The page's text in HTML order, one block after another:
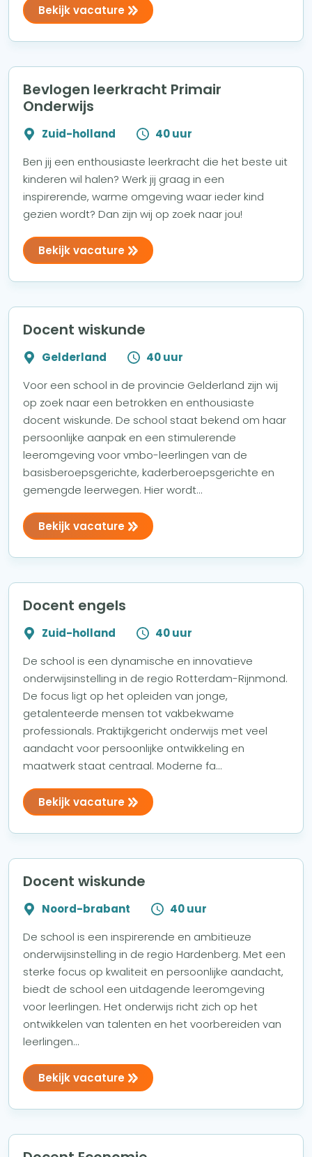
Bekijk vacature
Bevlogen leerkracht Primair
Onderwijs
Zuid-holland
40 uur
Ben jij een enthousiaste leerkracht die het beste uit
kinderen wil halen? Werk jij graag in een
inspirerende, warme omgeving waar ieder kind
gezien wordt? Dan zijn wij op zoek naar jou!
Bekijk vacature
Docent wiskunde
Gelderland
40 uur
Voor een school in de provincie Gelderland zijn wij
op zoek naar een betrokken en enthousiaste
docent wiskunde. De school staat bekend om haar
persoonlijke aanpak en een stimulerende
leeromgeving voor vmbo-leerlingen van de
basisberoepsgerichte, kaderberoepsgerichte en
gemengde leerwegen. Hier wordt...
Bekijk vacature
Docent engels
Zuid-holland
40 uur
De school is een dynamische en innovatieve
onderwijsinstelling in de regio Rotterdam-Rijnmond.
De focus ligt op het opleiden van jonge,
getalenteerde mensen tot vakbekwame
professionals. Praktijkgericht onderwijs met veel
aandacht voor persoonlijke ontwikkeling en
maatwerk staat centraal. Moderne fa...
Bekijk vacature
Docent wiskunde
Noord-brabant
40 uur
De school is een inspirerende en ambitieuze
onderwijsinstelling in de regio Hardenberg. Met een
sterke focus op kwaliteit en persoonlijke aandacht,
biedt de school een uitdagende leeromgeving
voor leerlingen. Het onderwijs richt zich op het
ontwikkelen van talenten en het voorbereiden van
leerlingen...
Bekijk vacature